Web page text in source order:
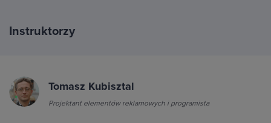
Instruktorzy
Tomasz Kubisztal
Projektant elementów reklamowych i programista